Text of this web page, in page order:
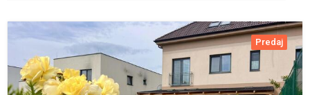
Predaj